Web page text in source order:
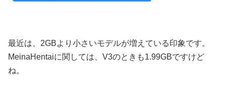
最近は、2GBより小さいモデルが増えている印象です。
MeinaHentaiに関しては、V3のときも1.99GBですけど
ね。